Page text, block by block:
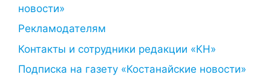
новости»
Рекламодателям
Контакты и сотрудники редакции «КН»
Подписка на газету «Костанайские новости»